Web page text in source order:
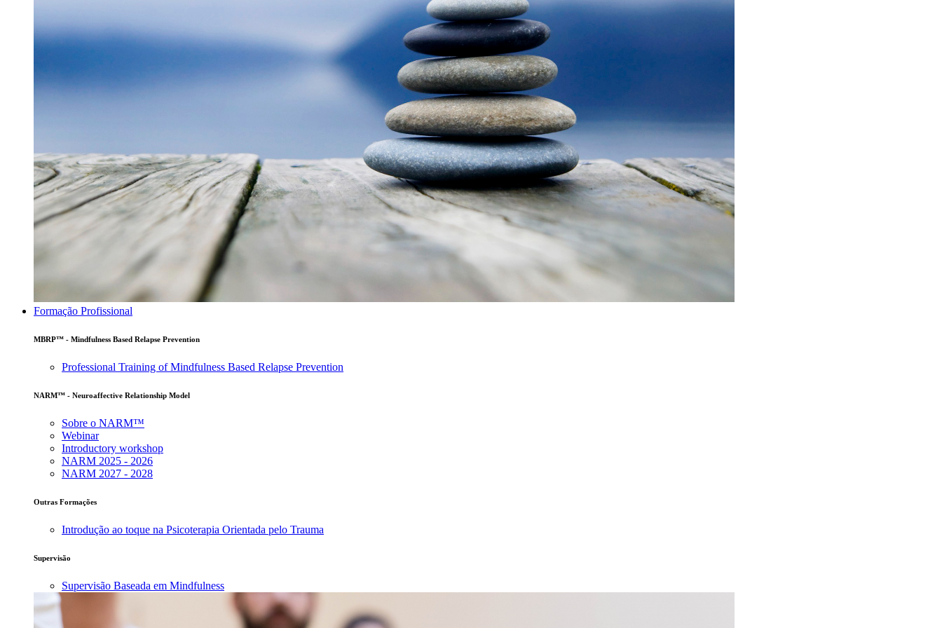
Formação Profissional
MBRP™ - Mindfulness Based Relapse Prevention
Professional Training of Mindfulness Based Relapse Prevention
NARM™ - Neuroaffective Relationship Model
Sobre o NARM™
Webinar
Introductory workshop
NARM 2025 - 2026
NARM 2027 - 2028
Outras Formações
Introdução ao toque na Psicoterapia Orientada pelo Trauma
Supervisão
Supervisão Baseada em Mindfulness